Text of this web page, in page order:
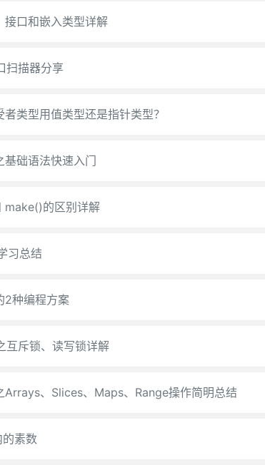
接口和嵌入类型详解
扫描器分享
类型用值类型还是指针类型？
础语法快速入门
make()的区别详解
习总结
2种编程方案
互斥锁、读写锁详解
Arrays、Slices、Maps、Range操作简明总结
的素数